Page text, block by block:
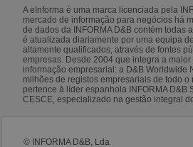
A eInforma é uma marca licenciada pela
mercado de informação para negócios há
de dados da INFORMA D&B contém todas
é atualizada diariamente por uma equipa
altamente qualificados, através de fontes
empresas. Desde 2004 que integra a
informação empresarial: a D&B Worldwide
milhões de registos empresariais de todo o
pertence à líder espanhola INFORMA D&B
CESCE, especializado na gestão integral
© INFORMA D&B, Lda